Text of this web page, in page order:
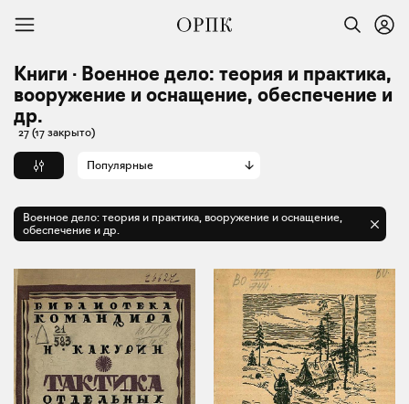
Книги · Военное дело: теория и практика,
вооружение и оснащение, обеспечение и
др.
27 (17 закрыто)
Популярные
Военное дело: теория и практика, вооружение и оснащение,
обеспечение и др.